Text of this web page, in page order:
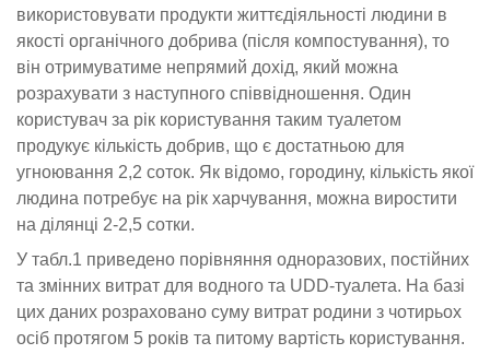
використовувати продукти життєдіяльності людини в
якості органічного добрива (після компостування), то
він отримуватиме непрямий дохід, який можна
розрахувати з наступного співвідношення. Один
користувач за рік користування таким туалетом
продукує кількість добрив, що є достатньою для
угноювання 2,2 соток. Як відомо, городину, кількість якої
людина потребує на рік харчування, можна виростити
на ділянці 2-2,5 сотки.
У табл.1 приведено порівняння одноразових, постійних
та змінних витрат для водного та UDD-туалета. На базі
цих даних розраховано суму витрат родини з чотирьох
осіб протягом 5 років та питому вартість користування.